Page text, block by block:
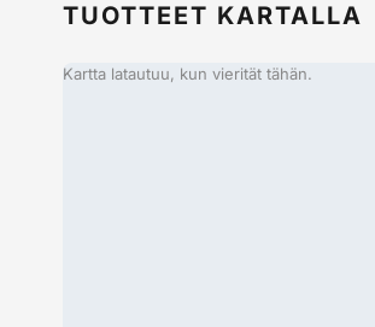
TUOTTEET KARTALLA
Kartta latautuu, kun vierität tähän.